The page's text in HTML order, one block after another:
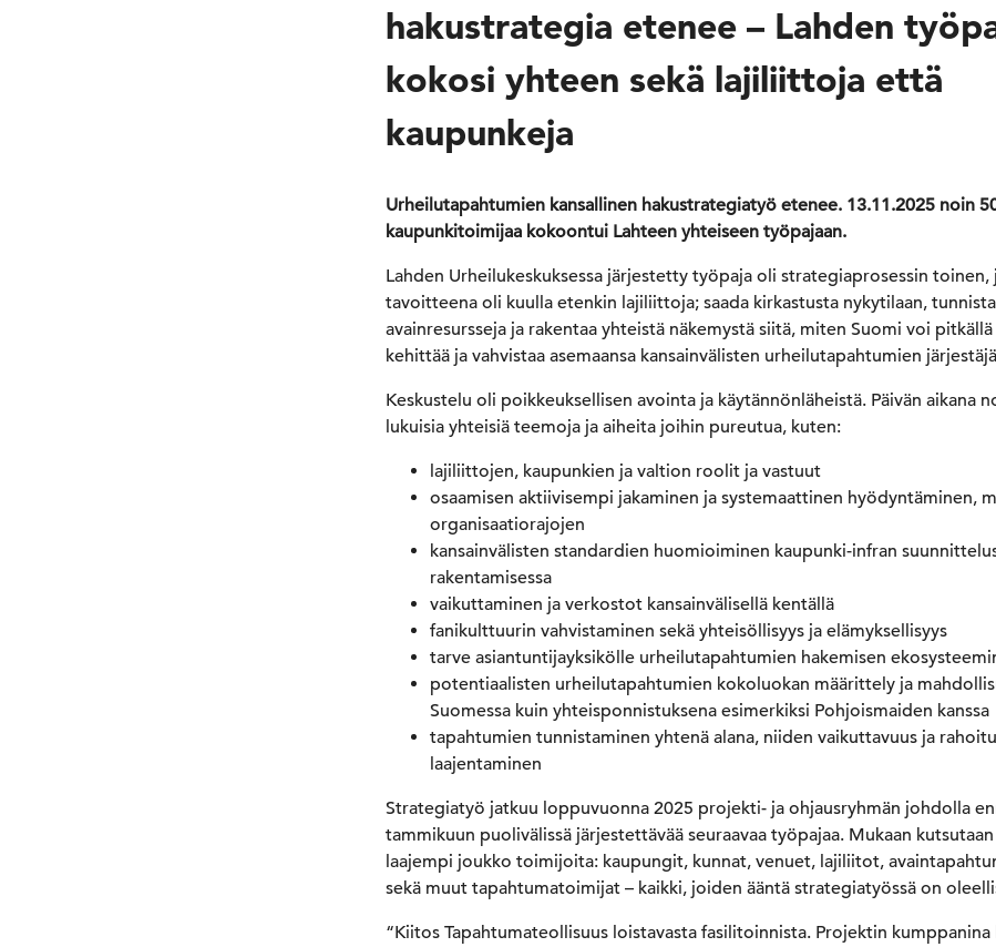
hakustrategia etenee – Lahden
kokosi yhteen sekä lajiliittoja että
kaupunkeja
Urheilutapahtumien kansallinen hakustrategiatyö etenee. 13.11.2025 noin
kaupunkitoimijaa kokoontui Lahteen yhteiseen työpajaan.
Lahden Urheilukeskuksessa järjestetty työpaja oli strategiaprosessin toinen,
tavoitteena oli kuulla etenkin lajiliittoja; saada kirkastusta nykytilaan,
avainresursseja ja rakentaa yhteistä näkemystä siitä, miten Suomi voi
kehittää ja vahvistaa asemaansa kansainvälisten urheilutapahtumien
Keskustelu oli poikkeuksellisen avointa ja käytännönläheistä. Päivän aikana
lukuisia yhteisiä teemoja ja aiheita joihin pureutua, kuten:
lajiliittojen, kaupunkien ja valtion roolit ja vastuut
osaamisen aktiivisempi jakaminen ja systemaattinen hyödyntäminen,
organisaatiorajojen
kansainvälisten standardien huomioiminen kaupunki-infran
rakentamisessa
vaikuttaminen ja verkostot kansainvälisellä kentällä
fanikulttuurin vahvistaminen sekä yhteisöllisyys ja elämyksellisyys
tarve asiantuntijayksikölle urheilutapahtumien hakemisen
potentiaalisten urheilutapahtumien kokoluokan määrittely ja
Suomessa kuin yhteisponnistuksena esimerkiksi Pohjoismaiden kanssa
tapahtumien tunnistaminen yhtenä alana, niiden vaikuttavuus ja
laajentaminen
Strategiatyö jatkuu loppuvuonna 2025 projekti- ja ohjausryhmän johdolla
tammikuun puolivälissä järjestettävää seuraavaa työpajaa. Mukaan
laajempi joukko toimijoita: kaupungit, kunnat, venuet, lajiliitot,
sekä muut tapahtumatoimijat – kaikki, joiden ääntä strategiatyössä on
“Kiitos Tapahtumateollisuus loistavasta fasilitoinnista. Projektin kumppanina